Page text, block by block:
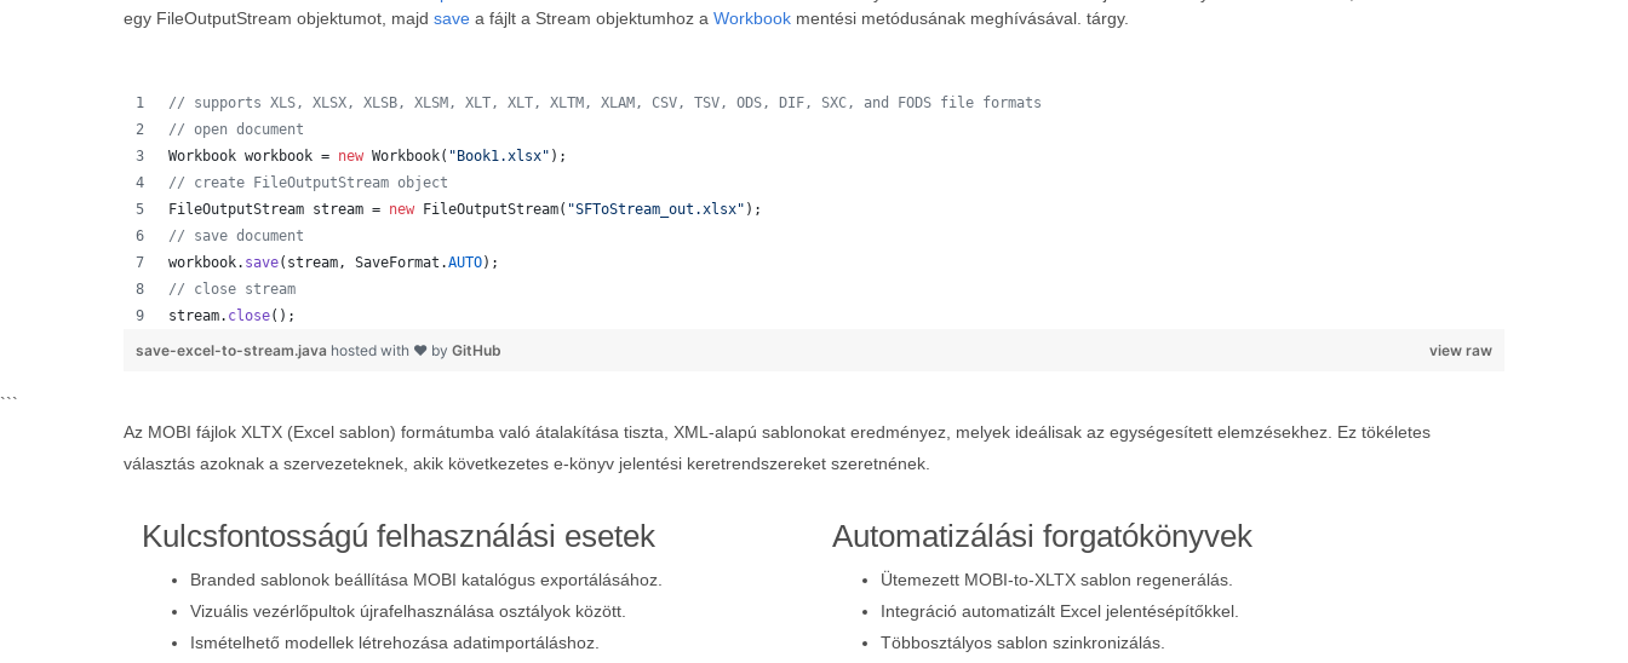
egy FileOutputStream objektumot, majd save a fájlt a Stream objektumhoz a Workbook mentési metódusának meghívásával. tárgy.
// supports XLS, XLSX, XLSB, XLSM, XLT, XLT, XLTM, XLAM, CSV, TSV, ODS, DIF, SXC, and FODS file formats
// open document
Workbook workbook = new Workbook( "Book1.xlsx" );
// create FileOutputStream object
FileOutputStream stream = new FileOutputStream( "SFToStream_out.xlsx" );
// save document
workbook. save( stream, SaveFormat .AUTO);
// close stream
stream. close();
view raw
save-excel-to-stream.java hosted with ❤ by GitHub
```
Az MOBI fájlok XLTX (Excel sablon) formátumba való átalakítása tiszta, XML-alapú sablonokat eredményez, melyek ideálisak az egységesített elemzésekhez. Ez tökéletes
választás azoknak a szervezeteknek, akik következetes e-könyv jelentési keretrendszereket szeretnének.
Kulcsfontosságú felhasználási esetek
Branded sablonok beállítása MOBI katalógus exportálásához.
Vizuális vezérlőpultok újrafelhasználása osztályok között.
Ismételhető modellek létrehozása adatimportáláshoz.
Automatizálási forgatókönyvek
Ütemezett MOBI-to-XLTX sablon regenerálás.
Integráció automatizált Excel jelentésépítőkkel.
Többosztályos sablon szinkronizálás.